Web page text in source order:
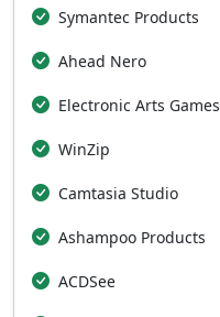
Symantec Products
Ahead Nero
Electronic Arts Games
WinZip
Camtasia Studio
Ashampoo Products
ACDSee